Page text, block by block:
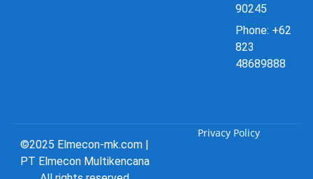
90245
Phone: +62
823
48689888
©2025 Elmecon-mk.com |
PT Elmecon Multikencana
Privacy Policy